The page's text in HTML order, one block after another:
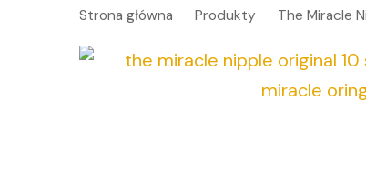
Strona główna Produkty The Miracle